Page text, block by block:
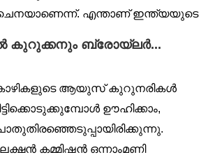
എന്താണ് ഇന്ത്യയുടെ
ബ്രോയ്‌ലർ...
ആയുസ് കുറുനരികൾ
ഊഹിക്കാം,
കമ്മിഷൻ ഒന്നാംമണി